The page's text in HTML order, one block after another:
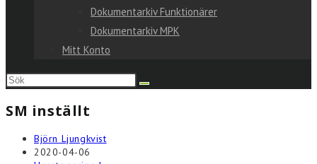
Dokumentarkiv Funktionärer
Dokumentarkiv MPK
Mitt Konto
Sök
denna
webbplats
SM inställt
Inläggsförfattare:
Björn Ljungkvist
Inlägget
2020-04-06